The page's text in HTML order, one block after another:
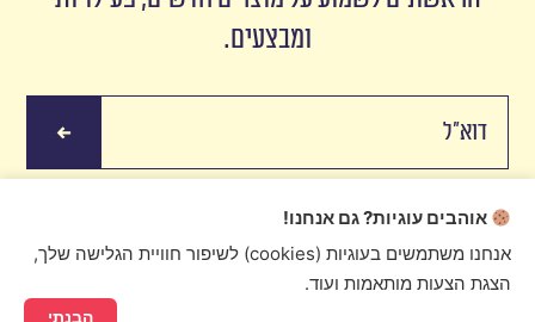
ומבצעים.
אוהבים עוגיות? גם אנחנו!
אנחנו משתמשים בעוגיות (cookies) לשיפור חוויית הגלישה שלך,
הצגת הצעות מותאמות ועוד.
הבנתי